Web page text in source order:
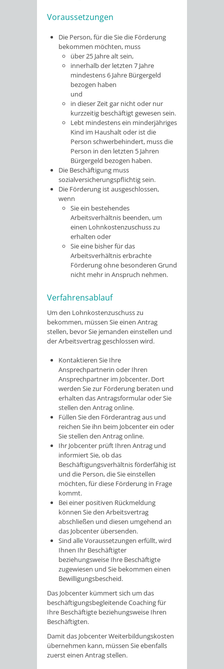
Voraussetzungen
Die Person, für die Sie die Förderung
bekommen möchten, muss
über 25 Jahre alt sein,
innerhalb der letzten 7 Jahre
mindestens 6 Jahre Bürgergeld
bezogen haben
und
in dieser Zeit gar nicht oder nur
kurzzeitig beschäftigt gewesen sein.
Lebt mindestens ein minderjähriges
Kind im Haushalt oder ist die
Person schwerbehindert, muss die
Person in den letzten 5 Jahren
Bürgergeld bezogen haben.
Die Beschäftigung muss
sozialversicherungspflichtig sein.
Die Förderung ist ausgeschlossen,
wenn
Sie ein bestehendes
Arbeitsverhältnis beenden, um
einen Lohnkostenzuschuss zu
erhalten oder
Sie eine bisher für das
Arbeitsverhältnis erbrachte
Förderung ohne besonderen Grund
nicht mehr in Anspruch nehmen.
Verfahrensablauf
Um den Lohnkostenzuschuss zu
bekommen, müssen Sie einen Antrag
stellen, bevor Sie jemanden einstellen und
der Arbeitsvertrag geschlossen wird.
Kontaktieren Sie Ihre
Ansprechpartnerin oder Ihren
Ansprechpartner im Jobcenter. Dort
werden Sie zur Förderung beraten und
erhalten das Antragsformular oder Sie
stellen den Antrag online.
Füllen Sie den Förderantrag aus und
reichen Sie ihn beim Jobcenter ein oder
Sie stellen den Antrag online.
Ihr Jobcenter prüft Ihren Antrag und
informiert Sie, ob das
Beschäftigungsverhältnis förderfähig ist
und die Person, die Sie einstellen
möchten, für diese Förderung in Frage
kommt.
Bei einer positiven Rückmeldung
können Sie den Arbeitsvertrag
abschließen und diesen umgehend an
das Jobcenter übersenden.
Sind alle Voraussetzungen erfüllt, wird
Ihnen Ihr Beschäftigter
beziehungsweise Ihre Beschäftigte
zugewiesen und Sie bekommen einen
Bewilligungsbescheid.
Das Jobcenter kümmert sich um das
beschäftigungsbegleitende Coaching für
Ihre Beschäftigte beziehungsweise Ihren
Beschäftigten.
Damit das Jobcenter Weiterbildungskosten
übernehmen kann, müssen Sie ebenfalls
zuerst einen Antrag stellen.